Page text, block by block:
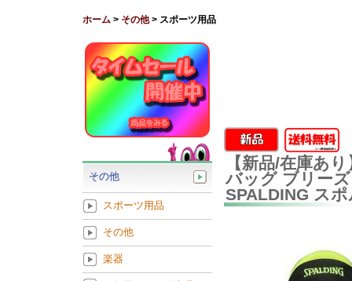
ホーム > その他> スポーツ用品
【新品/在庫あ
バッグ ブリー
SPALDING ス
その他
スポーツ用品
その他
楽器